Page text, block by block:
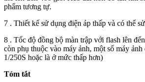
phẩm tương tự.
7 . Thiết kế sử dụng điện áp thấp và có thể
8 . Tốc độ đồng bộ màn trập với flash lên
còn phụ thuộc vào máy ảnh, một số máy
1/250S hoặc là ở mức thấp hơn)
Tóm tắt